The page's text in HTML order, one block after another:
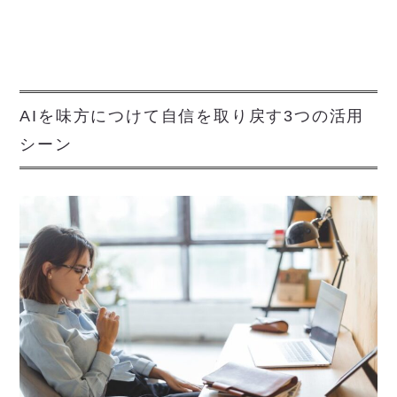
AIを味方につけて自信を取り戻す3つの活用
シーン